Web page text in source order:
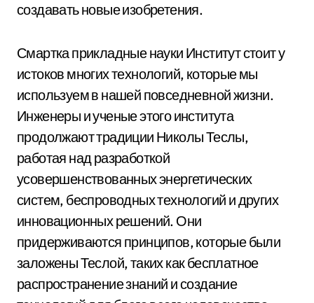
создавать новые изобретения.
Смартка прикладные науки Институт стоит у
истоков многих технологий, которые мы
используем в нашей повседневной жизни.
Инженеры и ученые этого института
продолжают традиции Николы Теслы,
работая над разработкой
усовершенствованных энергетических
систем, беспроводных технологий и других
инновационных решений. Они
придерживаются принципов, которые были
заложены Теслой, таких как бесплатное
распространение знаний и создание